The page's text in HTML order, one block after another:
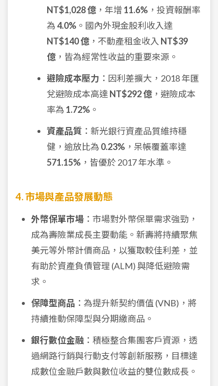
NT$1,028 億，年增 11.6% ，投資報酬率
為4.0% 。國內外現金股利收入達
NT$140 億，不動產租金收入 NT$39
億，皆為經常性收益的重要來源。
避險成本壓力 ：因利差擴大，2018 年匯
兌避險成本高達 NT$292 億，避險成本
率為 1.72% 。
資產品質 ：新光銀行資產品質維持穩
健，逾放比為 0.23% ，呆帳覆蓋率達
571.15% ，皆優於 2017 年水準。
4. 市場與產品發展動態
外幣保單市場 ：市場對外幣保單需求強勁，
成為壽險業成長主要動能。新壽將持續聚焦
美元等外幣計價商品，以獲取較佳利差，並
有助於資產負債管理 (ALM) 與降低避險需
求。
保障型商品 ：為提升新契約價值 (VNB)，將
持續推動保障型與分期繳商品。
銀行數位金融 ：積極整合集團客戶資源，透
過網路行銷與行動支付等創新服務，目標達
成數位金融戶數與數位收益的雙位數成長。